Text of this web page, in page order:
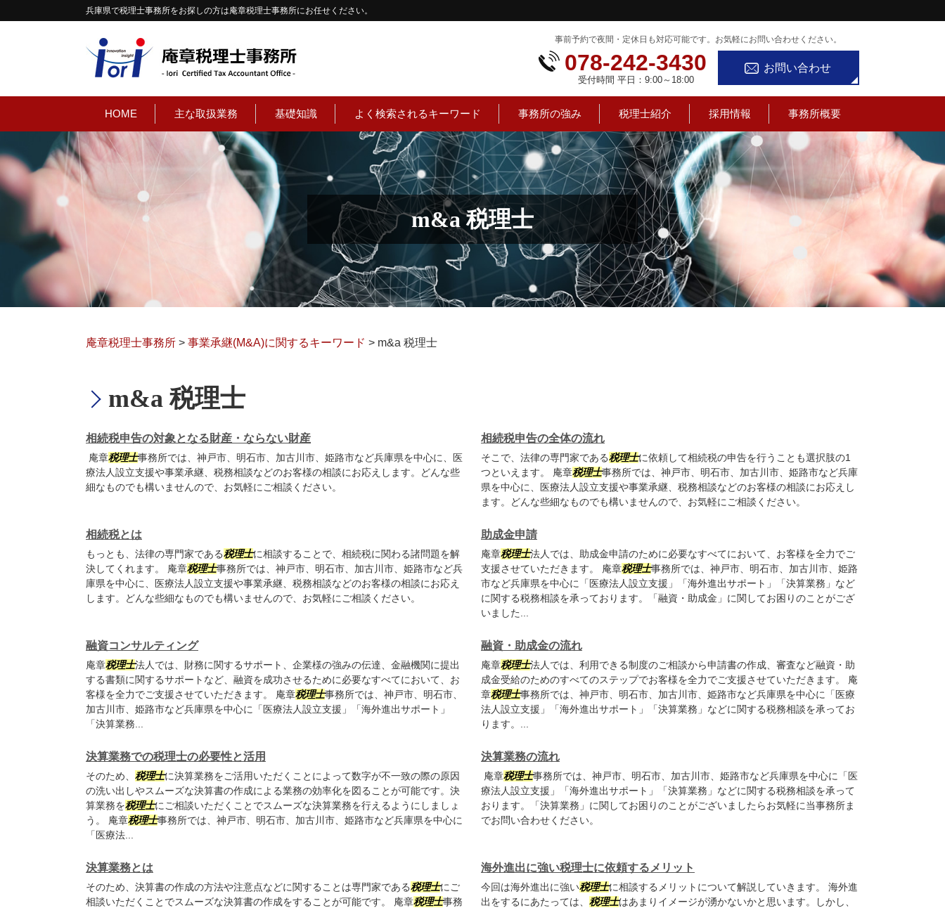
m&a 税理士
兵庫県で税理士事務所をお探しの方は庵章税理士事務所にお任せください。
事前予約で夜間・定休日も対応可能です。お気軽にお問い合わせください。
078-242-3430
受付時間 平日：9:00～18:00
お問い合わせ
HOME 主な取扱業務 基礎知識 よく検索されるキーワード 事務所の強み 税理士紹介 採用情報 事務所概要
庵章税理士事務所 > 事業承継(M&A)に関するキーワード > m&a 税理士
m&a 税理士
相続税申告の対象となる財産・ならない財産
庵章税理士事務所では、神戸市、明石市、加古川市、姫路市など兵庫県を中心に、医
療法人設立支援や事業承継、税務相談などのお客様の相談にお応えします。どんな些
細なものでも構いませんので、お気軽にご相談ください。
相続税申告の全体の流れ
そこで、法律の専門家である税理士に依頼して相続税の申告を行うことも選択肢の1
つといえます。 庵章税理士事務所では、神戸市、明石市、加古川市、姫路市など兵庫
県を中心に、医療法人設立支援や事業承継、税務相談などのお客様の相談にお応えし
ます。どんな些細なものでも構いませんので、お気軽にご相談ください。
相続税とは
もっとも、法律の専門家である税理士に相談することで、相続税に関わる諸問題を解
決してくれます。 庵章税理士事務所では、神戸市、明石市、加古川市、姫路市など兵
庫県を中心に、医療法人設立支援や事業承継、税務相談などのお客様の相談にお応え
します。どんな些細なものでも構いませんので、お気軽にご相談ください。
助成金申請
庵章税理士法人では、助成金申請のために必要なすべてにおいて、お客様を全力でご
支援させていただきます。 庵章税理士事務所では、神戸市、明石市、加古川市、姫路
市など兵庫県を中心に「医療法人設立支援」「海外進出サポート」「決算業務」など
に関する税務相談を承っております。「融資・助成金」に関してお困りのことがござ
いました...
融資コンサルティング
庵章税理士法人では、財務に関するサポート、企業様の強みの伝達、金融機関に提出
する書類に関するサポートなど、融資を成功させるために必要なすべてにおいて、お
客様を全力でご支援させていただきます。 庵章税理士事務所では、神戸市、明石市、
加古川市、姫路市など兵庫県を中心に「医療法人設立支援」「海外進出サポート」
「決算業務...
融資・助成金の流れ
庵章税理士法人では、利用できる制度のご相談から申請書の作成、審査など融資・助
成金受給のためのすべてのステップでお客様を全力でご支援させていただきます。 庵
章税理士事務所では、神戸市、明石市、加古川市、姫路市など兵庫県を中心に「医療
法人設立支援」「海外進出サポート」「決算業務」などに関する税務相談を承ってお
ります。...
決算業務での税理士の必要性と活用
そのため、 税理士に決算業務をご活用いただくことによって数字が不一致の際の原因
の洗い出しやスムーズな決算書の作成による業務の効率化を図ることが可能です。決
算業務を税理士にご相談いただくことでスムーズな決算業務を行えるようにしましょ
う。 庵章税理士事務所では、神戸市、明石市、加古川市、姫路市など兵庫県を中心に
「医療法...
決算業務の流れ
庵章税理士事務所では、神戸市、明石市、加古川市、姫路市など兵庫県を中心に「医
療法人設立支援」「海外進出サポート」「決算業務」などに関する税務相談を承って
おります。「決算業務」に関してお困りのことがございましたらお気軽に当事務所ま
でお問い合わせください。
決算業務とは
そのため、決算書の作成の方法や注意点などに関することは専門家である税理士にご
相談いただくことでスムーズな決算書の作成をすることが可能です。 庵章税理士事務
海外進出に強い税理士に依頼するメリット
今回は海外進出に強い税理士に相談するメリットについて解説していきます。 海外進
出をするにあたっては、 税理士はあまりイメージが湧かないかと思います。しかし、